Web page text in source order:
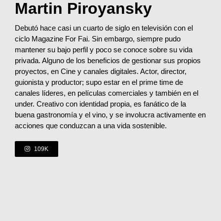
Martin Piroyansky
Debutó hace casi un cuarto de siglo en televisión con el
ciclo Magazine For Fai. Sin embargo, siempre pudo
mantener su bajo perfil y poco se conoce sobre su vida
privada. Alguno de los beneficios de gestionar sus propios
proyectos, en Cine y canales digitales. Actor, director,
guionista y productor; supo estar en el prime time de
canales líderes, en películas comerciales y también en el
under. Creativo con identidad propia, es fanático de la
buena gastronomía y el vino, y se involucra activamente en
acciones que conduzcan a una vida sostenible.
109K